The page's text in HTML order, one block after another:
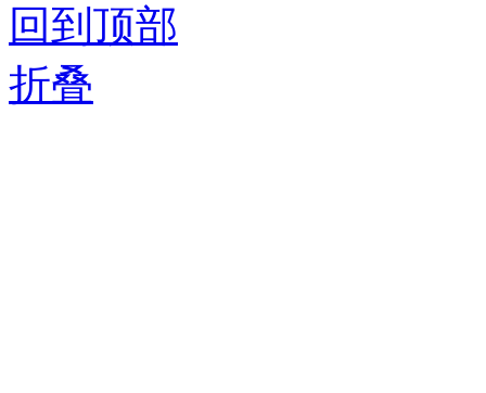
回到顶部
折叠